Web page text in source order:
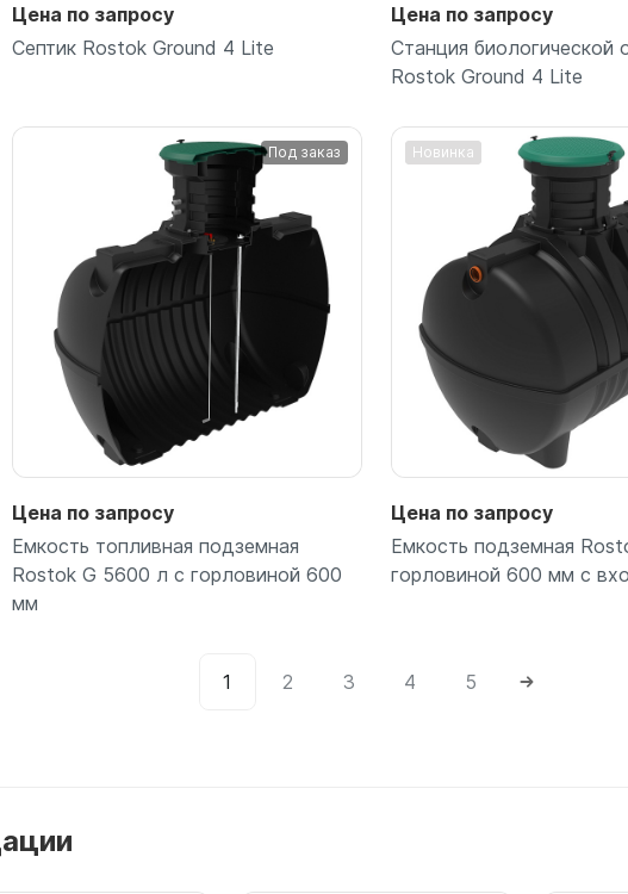
Подробнее
Цена по запросу
Септик Rostok Ground 4 Lite
Подробнее
Цена по запросу
Станция биологической
Rostok Ground 4 Lite
Под заказ
Цена по запросу
Емкость топливная подземная
Rostok G 5600 л с горловиной 600
мм
Новинка
Цена по запросу
Емкость подземная
горловиной 600 мм с
1 2 3 4 5